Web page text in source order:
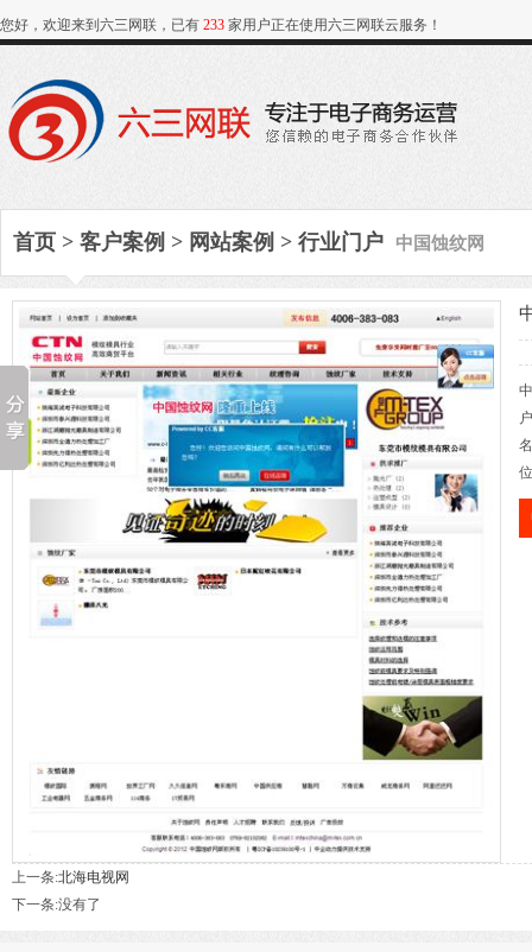
您好，欢迎来到六三网联，已有 233 家用户正在使用六三网联云服务！
首页 > 客户案例 > 网站案例 > 行业门户 中国蚀纹网
上一条:北海电视网
下一条:没有了